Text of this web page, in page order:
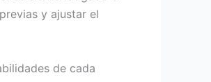
y ajustar el
de cada